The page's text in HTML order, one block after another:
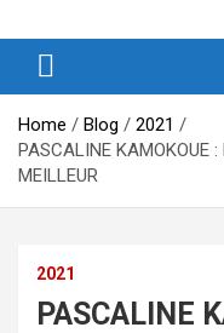
PSAO –
d’Afrique
Home Blog
2021
PASCALINE KAMOKOUE
MEILLEUR
2021
PASCALINE